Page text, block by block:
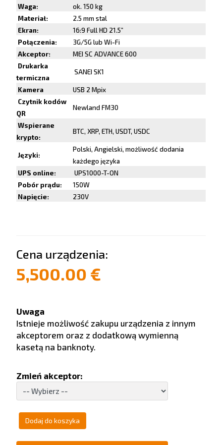
Waga:
ok. 150 kg
Materiał:
2.5 mm stal
Ekran:
16:9 Full HD 21.5”
Połączenia:
3G/5G lub Wi-Fi
Akceptor:
MEI SC ADVANCE 600
Drukarka
termiczna
SANEI SK1
Kamera
USB 2 Mpix
Czytnik kodów
QR
Newland FM30
Wspierane
krypto:
BTC, XRP, ETH, USDT, USDC
Języki:
Polski, Angielski, możliwość dodania
każdego języka
UPS online:
UPS1000-T-ON
Pobór prądu:
150W
Napięcie:
230V
Cena urządzenia:
5,500.00 €
Uwaga
Istnieje możliwość zakupu urządzenia z innym
akceptorem oraz z dodatkową wymienną
kasetą na banknoty.
Zmień akceptor: